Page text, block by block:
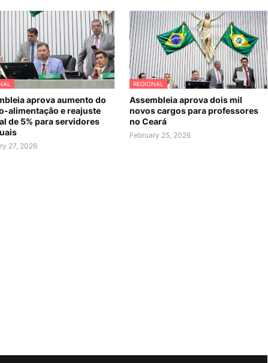
aprova aumento do
alimentação e reajuste
de 5% para servidores
27, 2026
REGIONAL
Assembleia aprova dois mil
novos cargos para professores
no Ceará
February 25, 2026